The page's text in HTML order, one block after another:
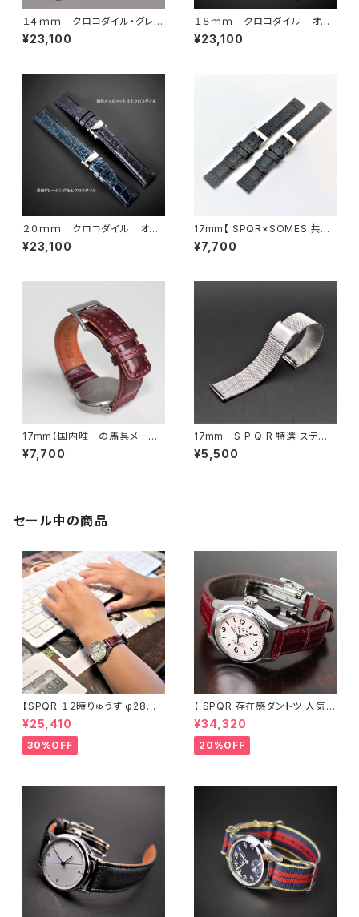
１４ｍｍ クロコダイル・グレー
ジング仕上げ 最高級クロ
コダイルワインレッド・ディープ
¥23,100
１８ｍｍ クロコダイル オイ
ルマット仕上・グレージング仕上
× SSミラー仕上Ｉタイプバック
¥23,100
２０ｍｍ クロコダイル オイ
ルマット仕上・グレージング仕上
× SSミラー仕上
¥23,100
17mm【 SPQR×SOMES 共同
開発・国産高級車シート革バンド
】 ブラック パンチング加工あ
¥7,700
17mm【国内唯一の馬具メーカ
ーSOMES社と共同開発 バッ
ファロー・バーガンディ 耐久性
¥7,700
17mm S P Q R 特選 ステン
レス メッシュバンド＋スライド式
留め具
¥5,500
セール中の商品
【SPQR １２時りゅうず φ28m
m絶妙サイズ ・ THE SPQR
のコンセプトを踏襲 シンプル・レ
トロ 懐かしいデザイン】 SP
QR Ｕｂｕｄ-Ｑ × シルバー文
¥25,410
30%OFF
【 SPQR 存在感ダントツ 人気の
１２時りゅうず 手巻付自動巻
機械式】 Ｕｂｕｄ機械式 アイ
ボリー文字盤 × 臙脂色・最高級
クロコダイル・SS三つ折れバッ
¥34,320
20%OFF